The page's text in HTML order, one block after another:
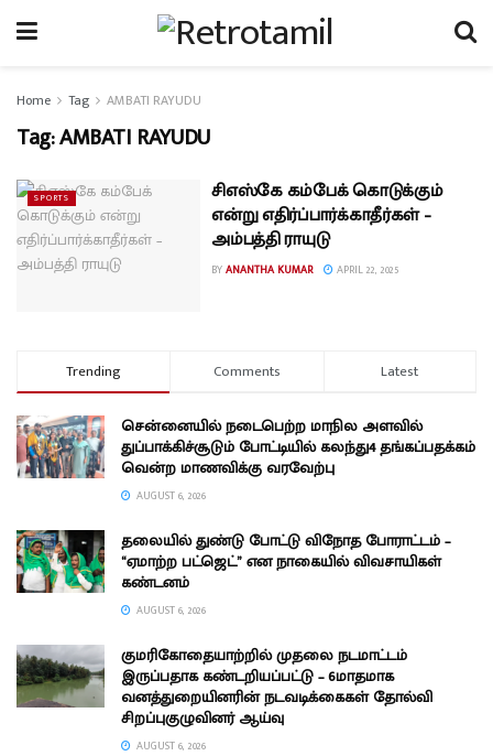
Home Tag AMBATI RAYUDU
Tag:AMBATI RAYUDU
SPORTS
சிஎஸ்கே கம்பேக் கொடுக்கும்
என்று எதிர்ப்பார்க்காதீர்கள் –
அம்பத்தி ராயுடு
BYANANTHA KUMAR APRIL 22, 2025
Trending Comments Latest
சென்னையில் நடைபெற்ற மாநில அளவில்
துப்பாக்கிச்சூடும் போட்டியில் கலந்து4 தங்கப்பதக்கம்
வென்ற மாணவிக்கு வரவேற்பு
AUGUST 6, 2026
தலையில் துண்டு போட்டு விநோத போராட்டம் –
“ஏமாற்ற பட்ஜெட்” என நாகையில் விவசாயிகள்
கண்டனம்
AUGUST 6, 2026
குமரிகோதையாற்றில் முதலை நடமாட்டம்
இருப்பதாக கண்டறியப்பட்டு – 6மாதமாக
வனத்துறையினரின் நடவடிக்கைகள் தோல்வி
சிறப்புகுழுவினர் ஆய்வு
AUGUST 6, 2026